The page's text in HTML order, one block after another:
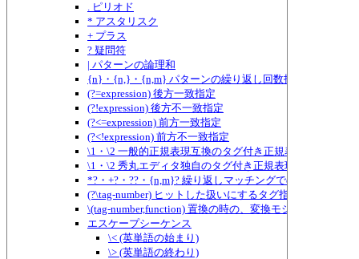
. ピリオド
* アスタリスク
+ プラス
? 疑問符
| パターンの論理和
{n}・{n,}・{n,m} パターンの繰り返し回数指定
(?=expression) 後方一致指定
(?!expression) 後方不一致指定
(?<=expression) 前方一致指定
(?<!expression) 前方不一致指定
\1・\2 一般的正規表現互換のタグ付き正規表現
\1・\2 秀丸エディタ独自のタグ付き正規表現
*?・+?・??・{n,m}? 繰り返しマッチングでのものぐさ指定
(?\tag-number) ヒットした扱いにするタグ指定
\(tag-number,function) 置換の時の、変換モジュールによる
エスケープシーケンス
\< (英単語の始まり)
\> (英単語の終わり)